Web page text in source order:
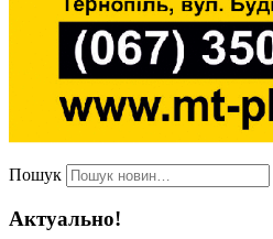
Пошук
Актуально!